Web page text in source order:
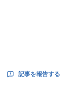
記事を報告する